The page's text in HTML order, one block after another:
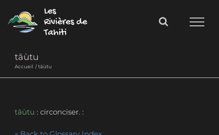
au
contenu
Les
Rivières de
Tahiti
tāùtu
Accueil tāùtu
tāùtu : circonciser.